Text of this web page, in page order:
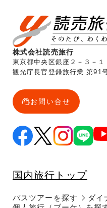
株式会社読売旅行
東京都中央区銀座２－３－
観光庁長官登録旅行業 第91
お問い合せ
国内旅行トップ
バスツアーを探す
ダイ